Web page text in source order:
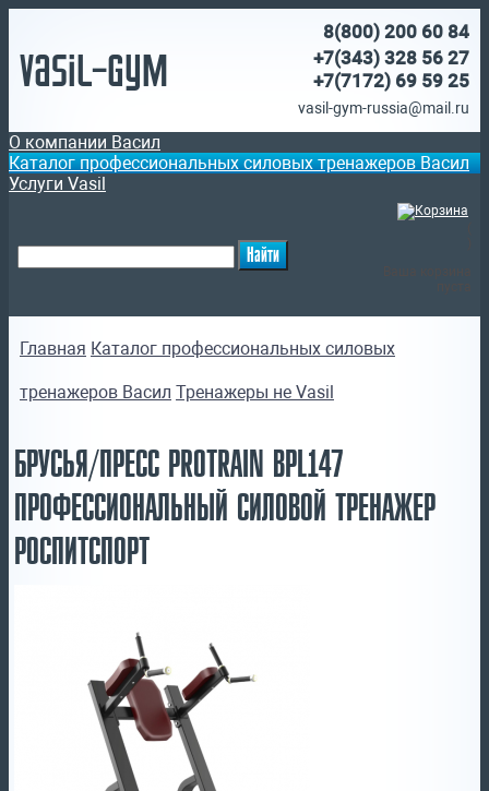
Vasil-Gym
8(800) 200 60 84
+7(343) 328 56 27
+7(7172) 69 59 25
vasil-gym-russia@mail.ru
О компании Васил
Каталог профессиональных силовых тренажеров Васил
Услуги Vasil
Главная Каталог профессиональных силовых
тренажеров Васил Тренажеры не Vasil
БРУСЬЯ/ПРЕСС PROTRAIN BPL147
ПРОФЕССИОНАЛЬНЫЙ СИЛОВОЙ ТРЕНАЖЕР
РОСПИТСПОРТ